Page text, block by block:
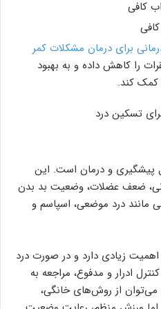
کافی
برای درمان مشکلات کمر
را کاهش داده و به بهبود
کمک کند.
تسکین درد
پیشگیری و درمان است. این
ضعف عضلات، وضعیت بد بدن
مانند درد موضعی، اسپاسم و
زیادی دارد و در صورت درد
ادرار و مدفوع، مراجعه به
از روش‌های خانگی،